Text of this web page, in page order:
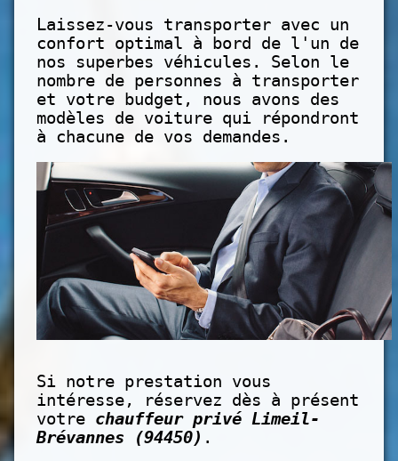
Laissez-vous transporter avec un
confort optimal à bord de l'un de
nos superbes véhicules. Selon le
nombre de personnes à transporter
et votre budget, nous avons des
modèles de voiture qui répondront
à chacune de vos demandes.
Si notre prestation vous
intéresse, réservez dès à présent
votre chauffeur privé Limeil-
Brévannes (94450) .